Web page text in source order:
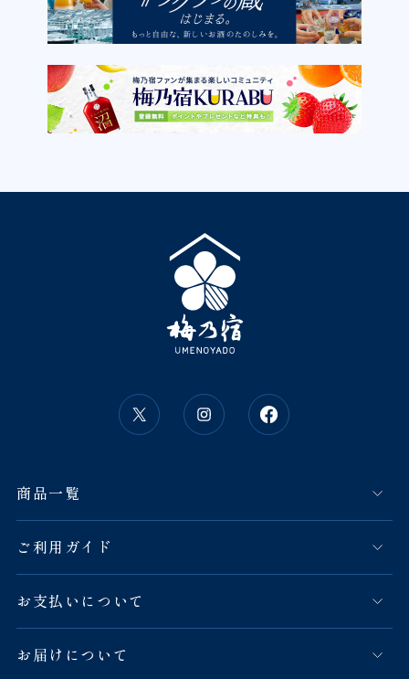
商品一覧
ご利用ガイド
お支払いについて
お届けについて